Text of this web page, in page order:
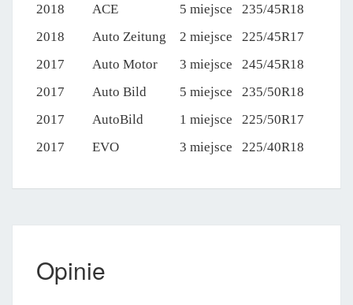
2018
ACE 5 miejsce
235/45R18
2018
Auto Zeitung 2 miejsce
225/45R17
2017
Auto Motor 3 miejsce
245/45R18
2017
Auto Bild 5 miejsce
235/50R18
2017
AutoBild 1 miejsce
225/50R17
2017
EVO 3 miejsce 225/40R18
Opinie